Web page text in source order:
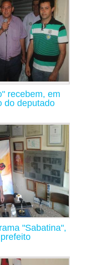
recebem, em
do deputado
"Sabatina",